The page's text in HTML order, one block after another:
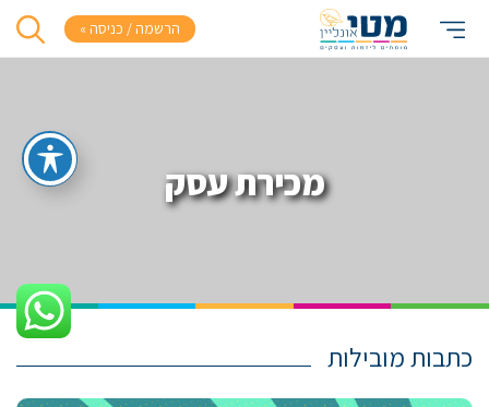
הרשמה / כניסה »
מכירת עסק
כתבות מובילות